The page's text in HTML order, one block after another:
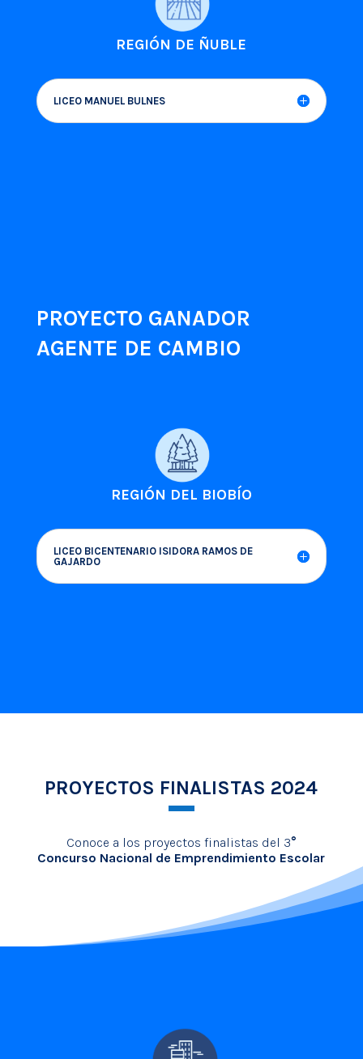
REGIÓN DE ÑUBLE
LICEO MANUEL BULNES
PROYECTO GANADOR
AGENTE DE CAMBIO
REGIÓN DEL BIOBÍO
LICEO BICENTENARIO ISIDORA RAMOS DE
GAJARDO
PROYECTOS FINALISTAS 2024
Conoce a los proyectos finalistas del 3°
Concurso Nacional de Emprendimiento Escolar